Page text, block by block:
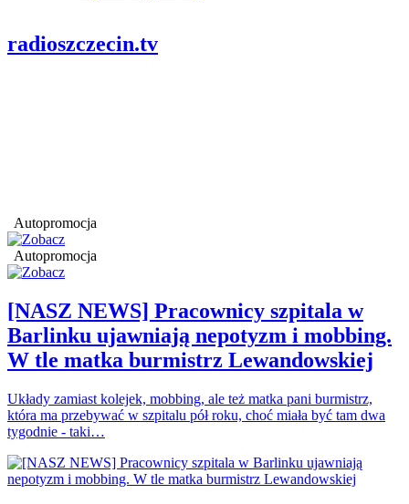
radioszczecin.tv
Autopromocja
Autopromocja
[NASZ NEWS] Pracownicy szpitala w
Barlinku ujawniają nepotyzm i mobbing.
W tle matka burmistrz Lewandowskiej
Układy zamiast kolejek, mobbing, ale też matka pani burmistrz,
która ma przebywać w szpitalu pół roku, choć miała być tam dwa
tygodnie - taki…